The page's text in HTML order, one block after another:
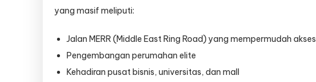
yang masif meliputi:
Jalan MERR (Middle East Ring Road) yang mempermudah akses
Pengembangan perumahan elite
Kehadiran pusat bisnis, universitas, dan mall